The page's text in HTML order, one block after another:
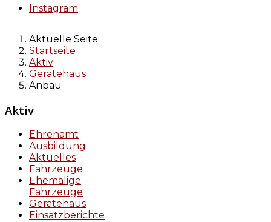
Instagram
Aktuelle Seite:
Startseite
Aktiv
Gerätehaus
Anbau
Aktiv
Ehrenamt
Ausbildung
Aktuelles
Fahrzeuge
Ehemalige
Fahrzeuge
Gerätehaus
Einsatzberichte